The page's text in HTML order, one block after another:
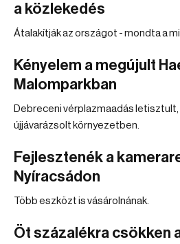
a közlekedés
Átalakítják az országot - mondta a
Kényelem a megújult
Malomparkban
Debreceni vérplazmaadás
újjávarázsolt környezetben.
Fejlesztenék a
Nyíracsádon
Több eszközt is vásárolnának.
Öt százalékra csökken